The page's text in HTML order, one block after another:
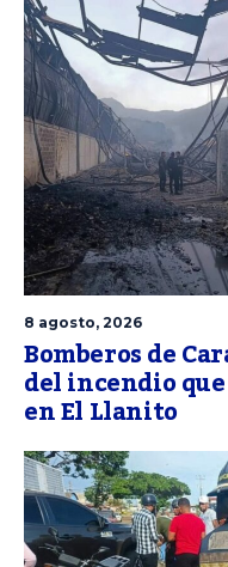
8 agosto, 2026
Bomberos de
del incendio
en El Llanito